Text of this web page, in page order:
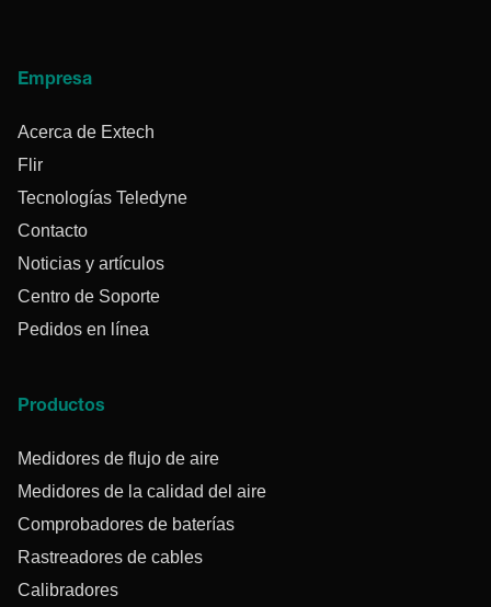
Empresa
Acerca de Extech
Flir
Tecnologías Teledyne
Contacto
Noticias y artículos
Centro de Soporte
Pedidos en línea
Productos
Medidores de flujo de aire
Medidores de la calidad del aire
Comprobadores de baterías
Rastreadores de cables
Calibradores